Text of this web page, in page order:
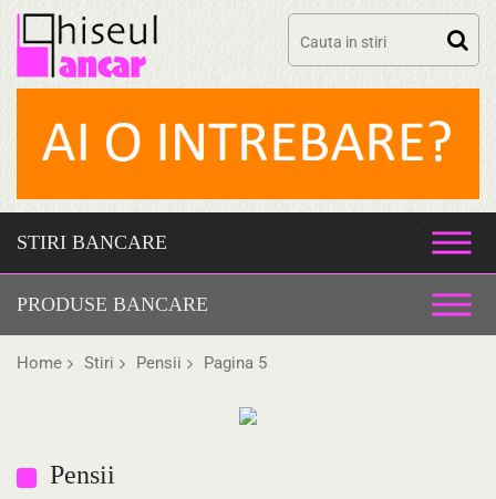
Skip
STIRI BANCARE
PRODUSE BANCARE
Home Stiri Pensii Pagina 5
Pensii